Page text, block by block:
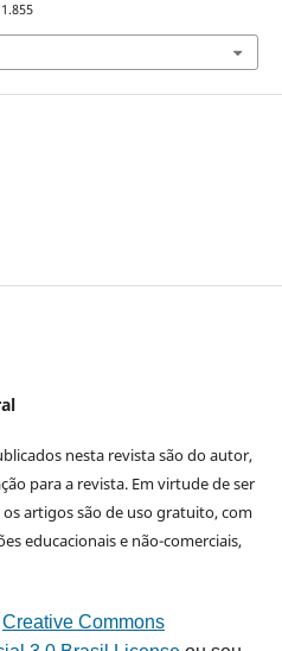
nesta revista são do autor,
para a revista. Em virtude de ser
artigos são de uso gratuito, com
educacionais e não-comerciais,
Creative Commons